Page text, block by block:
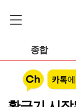
종합